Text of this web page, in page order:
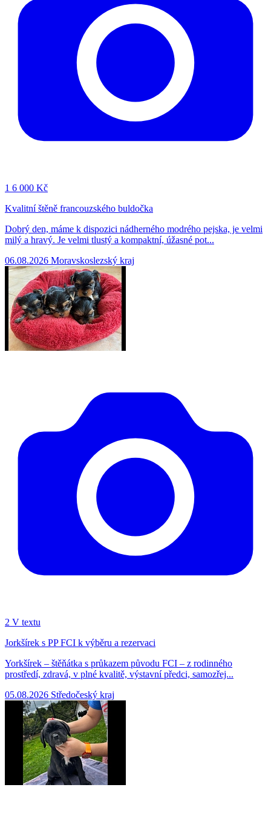
1 6 000 Kč
Kvalitní štěně francouzského buldočka
Dobrý den, máme k dispozici nádherného modrého pejska, je velmi
milý a hravý. Je velmi tlustý a kompaktní, úžasné pot...
06.08.2026 Moravskoslezský kraj
2 V textu
Jorkšírek s PP FCI k výběru a rezervaci
Yorkšírek – štěňátka s průkazem původu FCI – z rodinného
prostředí, zdravá, v plné kvalitě, výstavní předci, samozřej...
05.08.2026 Středočeský kraj